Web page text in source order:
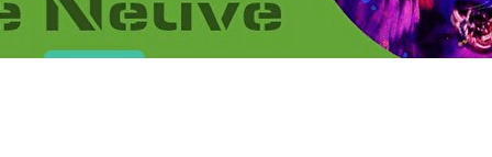
Cliquez pour éditer